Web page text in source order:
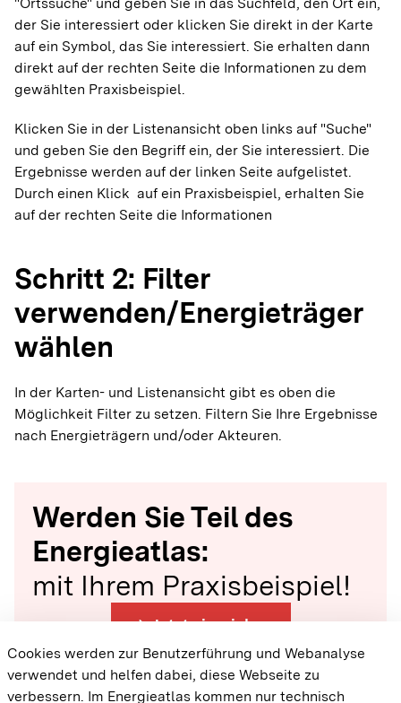
der Sie interessiert oder klicken Sie direkt in der Karte
auf ein Symbol, das Sie interessiert. Sie erhalten dann
direkt auf der rechten Seite die Informationen zu dem
gewählten Praxisbeispiel.
Klicken Sie in der Listenansicht oben links auf "Suche"
und geben Sie den Begriff ein, der Sie interessiert. Die
Ergebnisse werden auf der linken Seite aufgelistet.
Durch einen Klick auf ein Praxisbeispiel, erhalten Sie
auf der rechten Seite die Informationen
Schritt 2: Filter
verwenden/Energieträger
wählen
In der Karten- und Listenansicht gibt es oben die
Möglichkeit Filter zu setzen. Filtern Sie Ihre Ergebnisse
nach Energieträgern und/oder Akteuren.
Werden Sie Teil des
Energieatlas:
mit Ihrem Praxisbeispiel!
arrow_forwardJetzt einreichen
{{#displayPraxisbeispielMap}} {{{body}}}
Cookies werden zur Benutzerführung und Webanalyse
verwendet und helfen dabei, diese Webseite zu
verbessern. Im Energieatlas kommen nur technisch